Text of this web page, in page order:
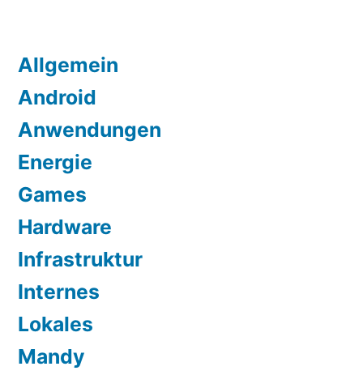
Allgemein
Android
Anwendungen
Energie
Games
Hardware
Infrastruktur
Internes
Lokales
Mandy